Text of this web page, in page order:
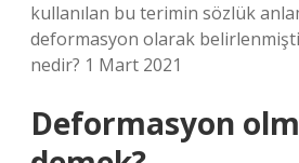
kullanılan bu terimin sözlük
deformasyon olarak
nedir? 1 Mart 2021
Deformasyon